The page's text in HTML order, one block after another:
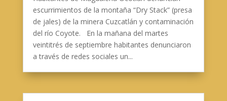
escurrimientos de la montaña “Dry Stack” (presa
de jales) de la minera Cuzcatlán y contaminación
del río Coyote. En la mañana del martes
veintitrés de septiembre habitantes denunciaron
a través de redes sociales un...